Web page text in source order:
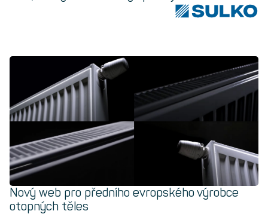
Nový web pro předního evropského výrobce
otopných těles